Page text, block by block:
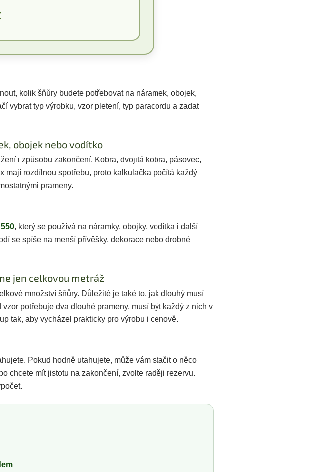
kolik šňůry budete potřebovat na náramek, obojek,
vybrat typ výrobku, vzor pletení, typ paracordu a zadat
obojek nebo vodítko
i způsobu zakončení. Kobra, dvojitá kobra, pásovec,
mají rozdílnou spotřebu, proto kalkulačka počítá každý
prameny.
, který se používá na náramky, obojky, vodítka i další
se spíše na menší přívěšky, dekorace nebo drobné
jen celkovou metráž
množství šňůry. Důležité je také to, jak dlouhý musí
potřebuje dva dlouhé prameny, musí být každý z nich v
tak, aby vycházel prakticky pro výrobu i cenově.
Pokud hodně utahujete, může vám stačit o něco
chcete mít jistotu na zakončení, zvolte raději rezervu.